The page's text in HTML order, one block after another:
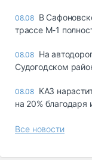
08.08 В
трассе М-1
08.08 На
Судогодском
08.08 КАЗ
на 20%
Все новости